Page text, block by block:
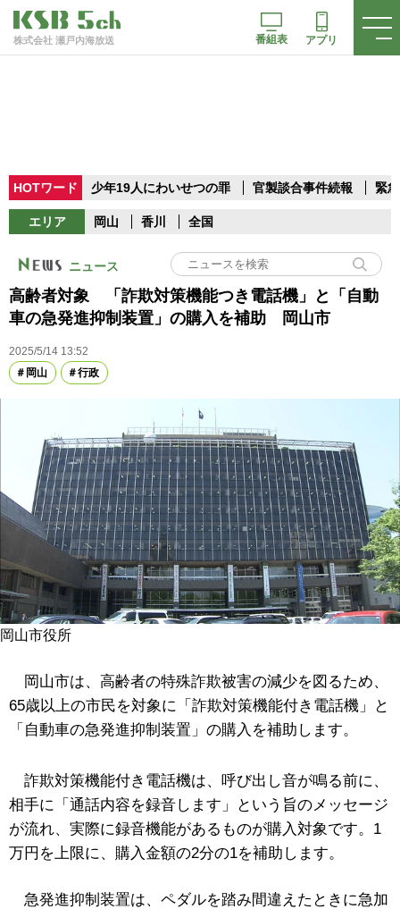
株式会社 瀬戸内海放送 番組表 アプリ
HOTワード 少年19人にわいせつの罪 官製談合事件続報 緊
エリア 岡山 香川 全国
ニュース
高齢者対象 「詐欺対策機能つき電話機」と「自動
車の急発進抑制装置」の購入を補助 岡山市
2025/5/14 13:52
岡山
行政
岡山市役所
岡山市は、高齢者の特殊詐欺被害の減少を図るため、
65歳以上の市民を対象に「詐欺対策機能付き電話機」と
「自動車の急発進抑制装置」の購入を補助します。
詐欺対策機能付き電話機は、呼び出し音が鳴る前に、
相手に「通話内容を録音します」という旨のメッセージ
が流れ、実際に録音機能があるものが購入対象です。1
万円を上限に、購入金額の2分の1を補助します。
急発進抑制装置は、ペダルを踏み間違えたときに急加